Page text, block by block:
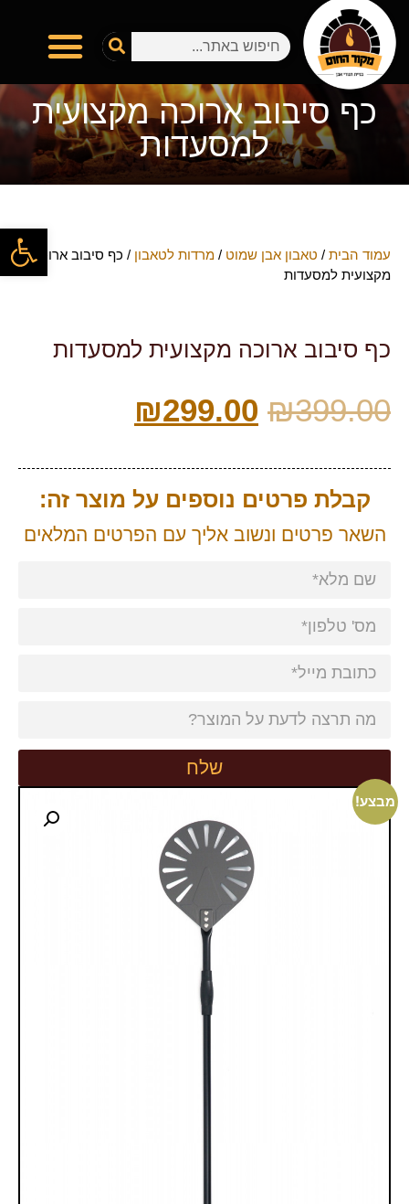
כף סיבוב ארוכה מקצועית
למסעדות
עמוד הבית / טאבון אבן שמוט / מרדות לטאבון / כף סיבוב ארוכה
מקצועית למסעדות
כף סיבוב ארוכה מקצועית למסעדות
₪399.00
₪299.00
קבלת פרטים נוספים על מוצר זה:
השאר פרטים ונשוב אליך עם הפרטים המלאים
שלח
מבצע!